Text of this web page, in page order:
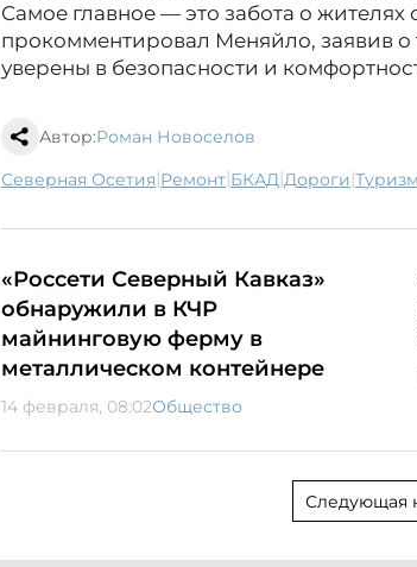
Самое главное — это забота о жителях
прокомментировал Меняйло, заявив
уверены в безопасности и
Автор:Роман Новоселов
Северная Осетия| ремонт| БКАД| дороги| туризм
«Россети Северный Кавказ»
обнаружили в КЧР
майнинговую ферму в
металлическом контейнере
14 февраля, 08:02Общество
Следующая